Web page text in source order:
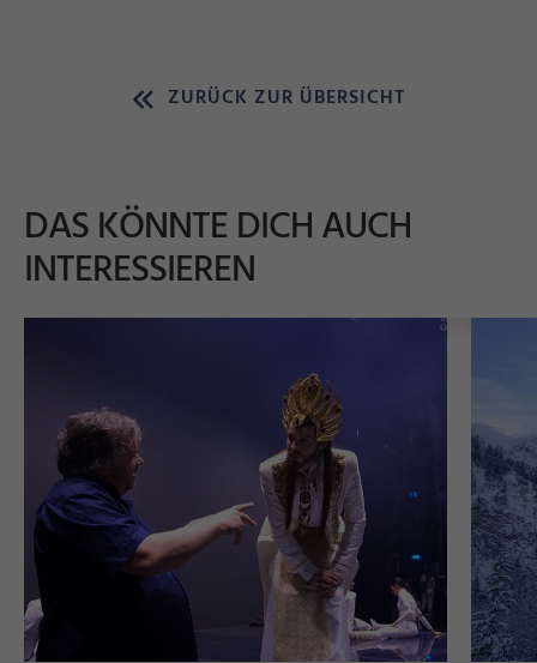
ZURÜCK ZUR ÜBERSICHT
DAS KÖNNTE DICH AUCH
INTERESSIEREN
©
ü
s
s
e
n
T
o
ri
s
m
u
u
n
M
k
e
ti
n g